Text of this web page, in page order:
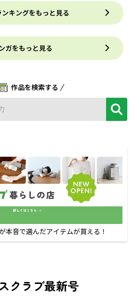
キングをもっと見る
ガをもっと見る
作品を検索する
本音で選んだアイテムが買える！
クラブ最新号